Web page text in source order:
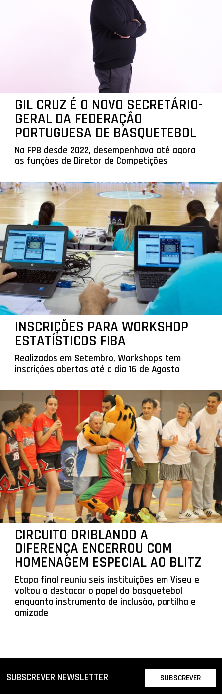
GIL CRUZ É O NOVO SECRETÁRIO-
GERAL DA FEDERAÇÃO
PORTUGUESA DE BASQUETEBOL
Na FPB desde 2022, desempenhava até agora
as funções de Diretor de Competições
INSCRIÇÕES PARA WORKSHOP
ESTATÍSTICOS FIBA
Realizados em Setembro, Workshops tem
inscrições abertas até o dia 16 de Agosto
CIRCUITO DRIBLANDO A
DIFERENÇA ENCERROU COM
HOMENAGEM ESPECIAL AO BLITZ
Etapa final reuniu seis instituições em Viseu e
voltou a destacar o papel do basquetebol
enquanto instrumento de inclusão, partilha e
amizade
SUBSCREVER NEWSLETTER SUBSCREVER